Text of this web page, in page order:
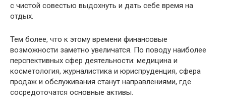
с чистой совестью выдохнуть и дать себе время на
отдых.
Тем более, что к этому времени финансовые
возможности заметно увеличатся. По поводу наиболее
перспективных сфер деятельности: медицина и
косметология, журналистика и юриспруденция, сфера
продаж и обслуживания станут направлениями, где
сосредоточатся основные активы.